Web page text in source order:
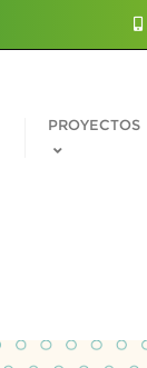
PROYECTOS